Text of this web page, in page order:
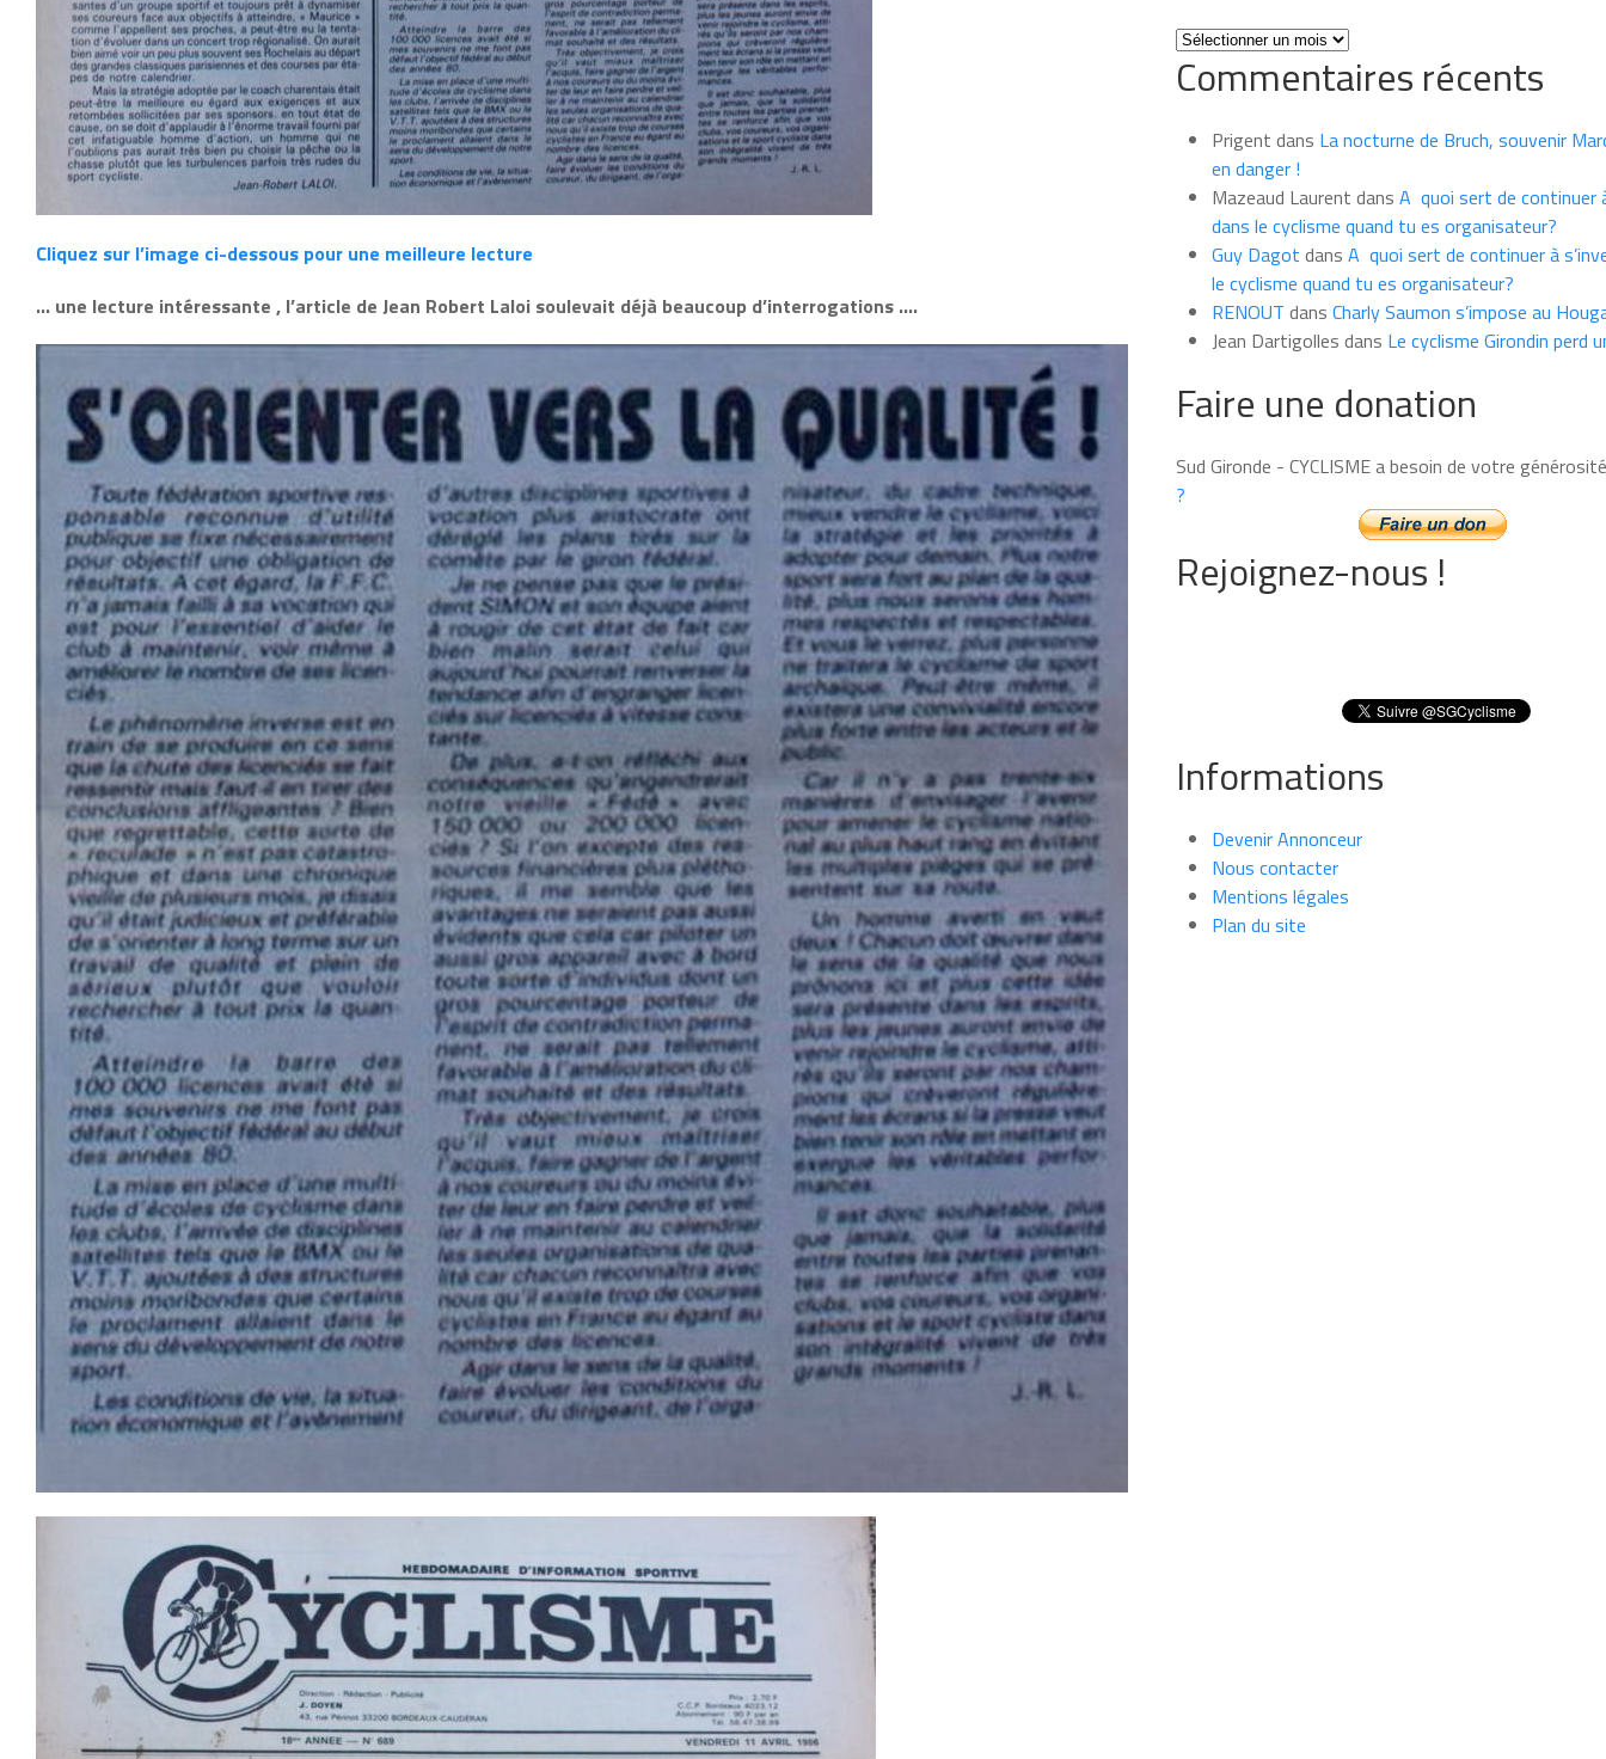
Cliquez sur l’image ci-dessous pour une meilleure lecture
… une lecture intéressante , l’article de Jean Robert Laloi soulevait déjà beaucoup d’interrogations ….
Toutes
les
news
mois
Commentaires récents
Prigent dans La nocturne de Bruch, souvenir
en danger !
Mazeaud Laurent dans A quoi sert de continuer
dans le cyclisme quand tu es organisateur?
Guy Dagot dans A quoi sert de continuer à
le cyclisme quand tu es organisateur?
RENOUT dans Charly Saumon s’impose au
Jean Dartigolles dans Le cyclisme Girondin perd
Faire une donation
Sud Gironde - CYCLISME a besoin de votre
?
Rejoignez-nous !
Informations
Devenir Annonceur
Nous contacter
Mentions légales
Plan du site